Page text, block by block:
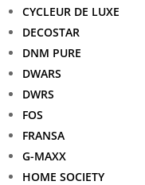
CYCLEUR DE LUXE
DECOSTAR
DNM PURE
DWARS
DWRS
FOS
FRANSA
G-MAXX
HOME SOCIETY